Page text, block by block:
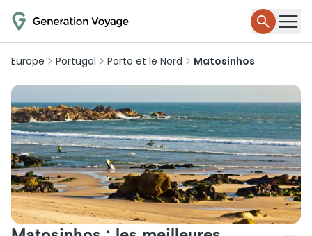
Europe Portugal Porto et le Nord Matosinhos